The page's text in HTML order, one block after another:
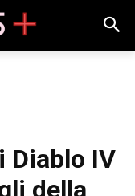
Diablo IV
della